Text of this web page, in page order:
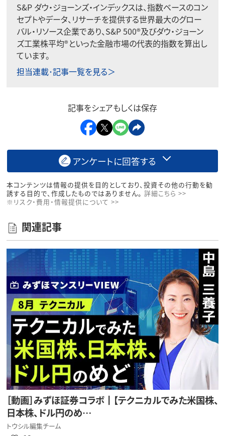
S&P ダウ・ジョーンズ・インデックスは、指数ベースのコン
セプトやデータ、リサーチを提供する世界最大のグロー
バル・リソース企業であり、S&P 500®及びダウ・ジョーン
ズ工業株平均®といった金融市場の代表的指数を算出し
ています。
担当連載･記事一覧を見る＞
記事をシェアもしくは保存
アンケートに回答する
本コンテンツは情報の提供を目的としており、投資その他の行動を勧
誘する目的で、作成したものではありません。 詳細こちら >>
※リスク・費用・情報提供について >>
関連記事
［動画］みずほ証券コラボ┃【テクニカルでみた米国株、
日本株、ドル円のめ…
トウシル編集チーム